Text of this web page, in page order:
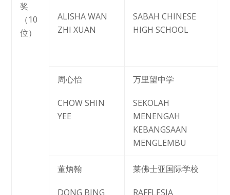
奖
（10
位）
ALISHA WAN
ZHI XUAN
SABAH CHINESE
HIGH SCHOOL
周心怡
CHOW SHIN
YEE
万里望中学
SEKOLAH
MENENGAH
KEBANGSAAN
MENGLEMBU
董炳翰
DONG BING
莱佛士亚国际学校
RAFFLESIA